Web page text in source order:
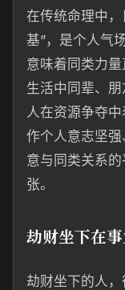
在传统命理中
基”，是个人气
意味着同类力
生活中同辈、
人在资源争夺
作个人意志坚
意与同类关系
张。
劫财坐下在
劫财坐下的人